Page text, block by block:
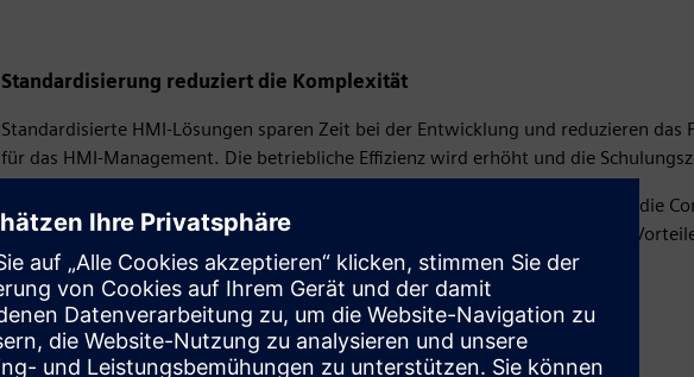
Standardisierung reduziert die Komplexität
Standardisierte HMI-Lösungen sparen Zeit bei der Entwicklung und reduzieren
für das HMI-Management. Die betriebliche Effizienz wird erhöht und die
Verwenden Sie die gebrauchsfertigen Bibliotheken wie Industry Library oder die
Prozessvisualisierung und -steuerung zu standardisieren oder nutzen Sie die
Modultyp-Verpackung (MTP).